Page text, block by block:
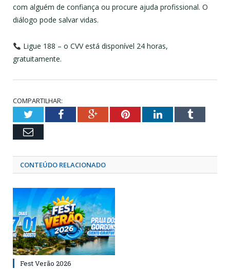
com alguém de confiança ou procure ajuda profissional. O
diálogo pode salvar vidas.
Ligue 188 – o CVV está disponível 24 horas,
gratuitamente.
COMPARTILHAR:
TwitterFacebookGoogle+PinterestLinkedInTumblr
Email
CONTEÚDO RELACIONADO
Fest Verão 2026